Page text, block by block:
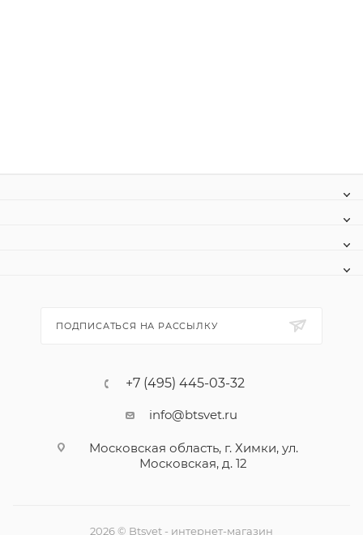
ПОДПИСАТЬСЯ НА РАССЫЛКУ
+7 (495) 445-03-32
info@btsvet.ru
Московская область, г. Химки, ул.
Московская, д. 12
2026 © Btsvet - интернет-магазин